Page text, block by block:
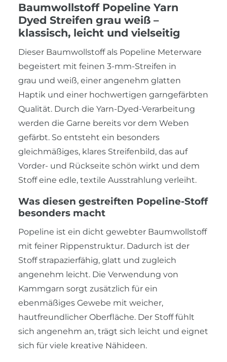
Baumwollstoff Popeline Yarn
Dyed Streifen grau weiß –
klassisch, leicht und vielseitig
Dieser Baumwollstoff als Popeline Meterware
begeistert mit feinen 3-mm-Streifen in
grau und weiß, einer angenehm glatten
Haptik und einer hochwertigen garngefärbten
Qualität. Durch die Yarn-Dyed-Verarbeitung
werden die Garne bereits vor dem Weben
gefärbt. So entsteht ein besonders
gleichmäßiges, klares Streifenbild, das auf
Vorder- und Rückseite schön wirkt und dem
Stoff eine edle, textile Ausstrahlung verleiht.
Was diesen gestreiften Popeline-Stoff
besonders macht
Popeline ist ein dicht gewebter Baumwollstoff
mit feiner Rippenstruktur. Dadurch ist der
Stoff strapazierfähig, glatt und zugleich
angenehm leicht. Die Verwendung von
Kammgarn sorgt zusätzlich für ein
ebenmäßiges Gewebe mit weicher,
hautfreundlicher Oberfläche. Der Stoff fühlt
sich angenehm an, trägt sich leicht und eignet
sich für viele kreative Nähideen.